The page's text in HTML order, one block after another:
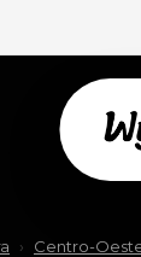
› Centro-